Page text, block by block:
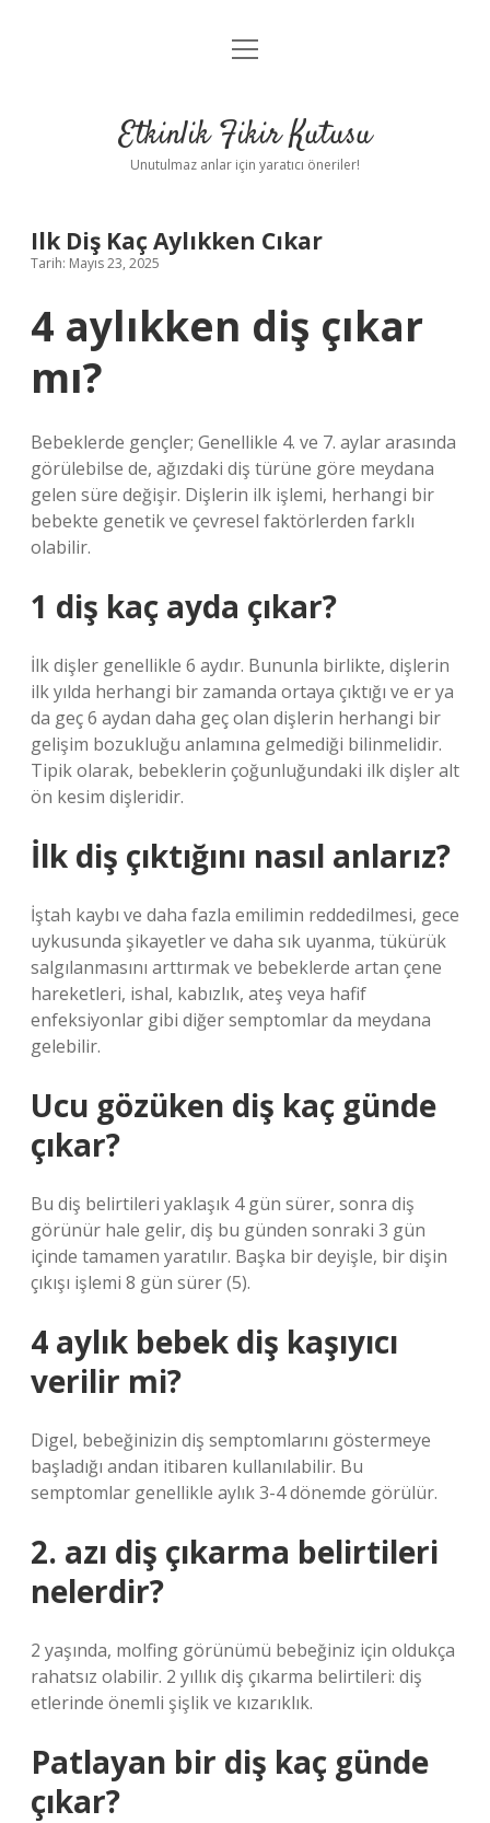
Anasayfa
Yasal Uyarı
menüyü
Etkinlik Fikir Kutusu
Unutulmaz anlar için yaratıcı öneriler!
Ilk Diş Kaç Aylıkken Cıkar
Tarih: Mayıs 23, 2025
4 aylıkken diş çıkar
mı?
Bebeklerde gençler; Genellikle 4. ve 7. aylar arasında
görülebilse de, ağızdaki diş türüne göre meydana
gelen süre değişir. Dişlerin ilk işlemi, herhangi bir
bebekte genetik ve çevresel faktörlerden farklı
olabilir.
1 diş kaç ayda çıkar?
İlk dişler genellikle 6 aydır. Bununla birlikte, dişlerin
ilk yılda herhangi bir zamanda ortaya çıktığı ve er ya
da geç 6 aydan daha geç olan dişlerin herhangi bir
gelişim bozukluğu anlamına gelmediği bilinmelidir.
Tipik olarak, bebeklerin çoğunluğundaki ilk dişler alt
ön kesim dişleridir.
İlk diş çıktığını nasıl anlarız?
İştah kaybı ve daha fazla emilimin reddedilmesi, gece
uykusunda şikayetler ve daha sık uyanma, tükürük
salgılanmasını arttırmak ve bebeklerde artan çene
hareketleri, ishal, kabızlık, ateş veya hafif
enfeksiyonlar gibi diğer semptomlar da meydana
gelebilir.
Ucu gözüken diş kaç günde
çıkar?
Bu diş belirtileri yaklaşık 4 gün sürer, sonra diş
görünür hale gelir, diş bu günden sonraki 3 gün
içinde tamamen yaratılır. Başka bir deyişle, bir dişin
çıkışı işlemi 8 gün sürer (5).
4 aylık bebek diş kaşıyıcı
verilir mi?
Digel, bebeğinizin diş semptomlarını göstermeye
başladığı andan itibaren kullanılabilir. Bu
semptomlar genellikle aylık 3-4 dönemde görülür.
2. azı diş çıkarma belirtileri
nelerdir?
2 yaşında, molfing görünümü bebeğiniz için oldukça
rahatsız olabilir. 2 yıllık diş çıkarma belirtileri: diş
etlerinde önemli şişlik ve kızarıklık.
Patlayan bir diş kaç günde
çıkar?